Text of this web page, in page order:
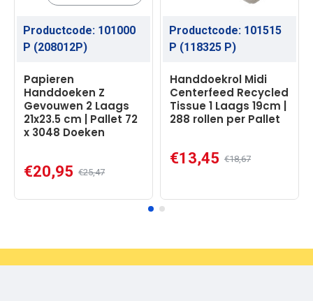
Productcode: 101000
P (208012P)
Papieren
Handdoeken Z
Gevouwen 2 Laags
21x23.5 cm | Pallet 72
x 3048 Doeken
€20,95 €25,47
Productcode: 101515
P (118325 P)
Handdoekrol Midi
Centerfeed Recycled
Tissue 1 Laags 19cm |
288 rollen per Pallet
€13,45 €18,67